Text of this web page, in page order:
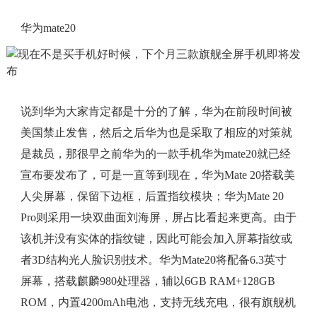
华为mate20
说到华为大家肯定都是十分的了解，华为在前段时间被
美国禁止发售，然后之后华为也是采取了相应的对策就
是裁员，那很早之前华为的一款手机华为mate20就已经
宣布要发布了，可是一直等到现在，华为Mate 20搭载美
人尖屏幕，保留下边框，后置指纹模块；华为Mate 20
Pro则采用一块双曲面刘海屏，屏占比看起来更高。由于
该机并没有实体的指纹键，因此可能会加入屏幕指纹或
者3D结构光人脸识别技术。华为Mate20将配备6.3英寸
屏幕，搭载麒麟980处理器，辅以6GB RAM+128GB
ROM，内置4200mAh电池，支持无线充电，很有旗舰机